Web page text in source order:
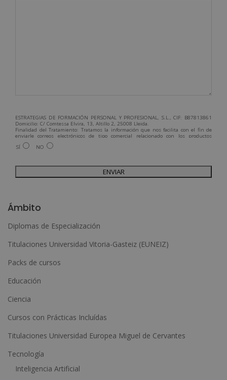
ESTRATEGIAS DE FORMACIÓN PERSONAL Y PROFESIONAL, S.L., CIF: B87813861
Domicilio: C/ Comtessa Elvira, 13, Altillo 2, 25008 Lleida.
Finalidad del Tratamiento: Tratamos la información que nos facilita con el fin de
enviarle correos electrónicos de tipo comercial relacionado con los productos
ofrecidos y otros tipo de productos que fueran de su interés.
Legitimación del tratamiento: Consentimiento del interesado.
Para más información consulte nuestra Política de Privacidad.
Desea recibir información comercial (vía telefónica y/o email):
SÍ NO
e
r
n
i
v
e
Ámbito
Diplomas de Especialización
Titulaciones Universidad Vitoria-Gasteiz (EUNEIZ)
Packs de cursos
Educación
Ciencia
Cursos con Prácticas Incluídas
Titulaciones Universidad Europea Miguel de Cervantes
Tecnología
Inteligencia Artificial